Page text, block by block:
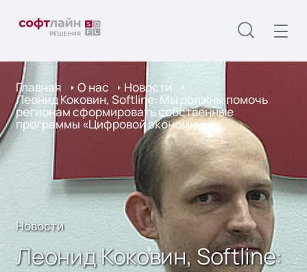
Главная О нас Новости
Леонид Коковин, Softline: Мы должны помочь
регионам сформировать собственные
программы «Цифровой экономики»
Новости
Леонид Коковин, Softline: